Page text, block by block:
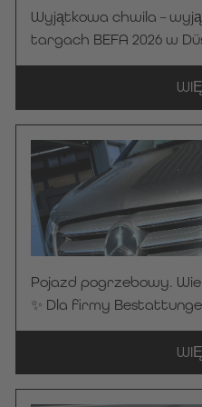
Wyjątkowa chwila –
targach BEFA 2026 w
pierwszy
pogrzebowy wzorowany na
250 d w eleganckim
obsydianowym. Tam
zainteresowanie
i szybko stało się jasne:
przyszłości stać się
eksploatacji. Teraz
przekazać ten wysokiej
pogrzebowemu Streidt
firmie KC Manufaktur
zawsze bezpiecznej i
Pojazd pogrzebowy.
✨ Dla firmy
zaszczyt
Samochód pogrzebowy
Benz Vito 116 CDI Pro
grafitowej szarości.